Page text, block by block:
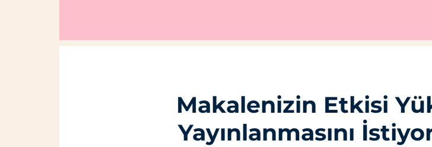
Makalenizin Etkisi
Yayınlanmasını